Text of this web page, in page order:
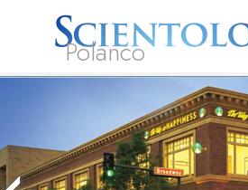
Polanco
Voluntarios